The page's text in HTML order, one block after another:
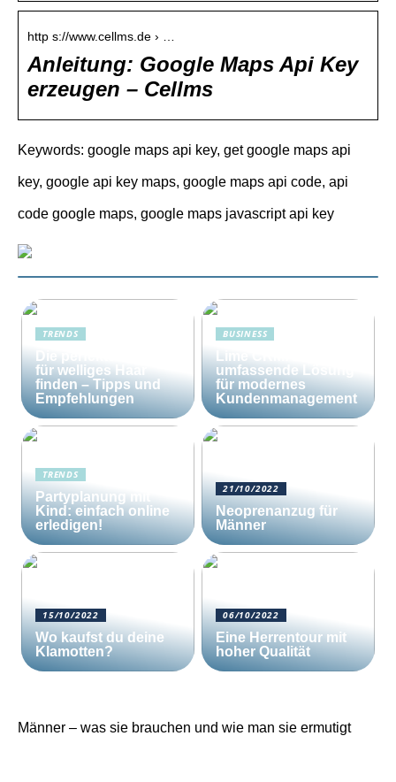
http s://www.cellms.de › …
Anleitung: Google Maps Api Key
erzeugen – Cellms
Keywords: google maps api key, get google maps api
key, google api key maps, google maps api code, api
code google maps, google maps javascript api key
TRENDS
Die perfekte Bürste
für welliges Haar
finden – Tipps und
Empfehlungen
BUSINESS
Lime CRM: Die
umfassende Lösung
für modernes
Kundenmanagement
TRENDS
Partyplanung mit
Kind: einfach online
erledigen!
21/10/2022
Neoprenanzug für
Männer
15/10/2022
Wo kaufst du deine
Klamotten?
06/10/2022
Eine Herrentour mit
hoher Qualität
Männer – was sie brauchen und wie man sie ermutigt